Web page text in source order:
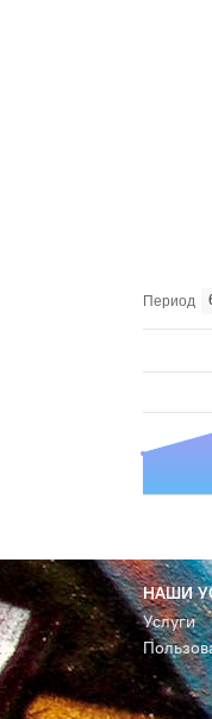
Период
НАШИ
Услуги